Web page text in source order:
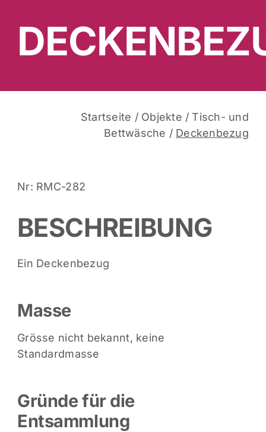
Startseite / Objekte /Tisch- und
Bettwäsche / Deckenbezug
Nr: RMC-282
BESCHREIBUNG
Ein Deckenbezug
Masse
Grösse nicht bekannt, keine
Standardmasse
Gründe für die
Entsammlung